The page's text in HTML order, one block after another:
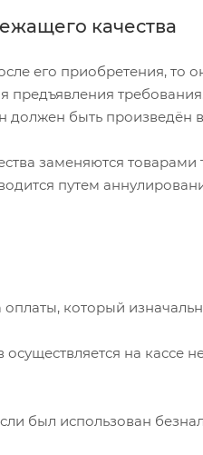
качества
его приобретения, то
должен быть произведён
заменяются
путем
который
на кассе
был использован